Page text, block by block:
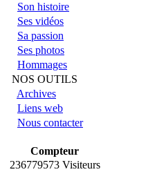
Son histoire
Ses vidéos
Sa passion
Ses photos
Hommages
NOS OUTILS
Archives
Liens web
Nous contacter
Compteur
236779573 Visiteurs